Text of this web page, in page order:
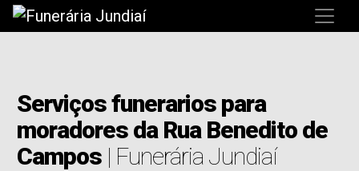
Serviços funerarios para
moradores da Rua Benedito de
Campos | Funerária Jundiaí